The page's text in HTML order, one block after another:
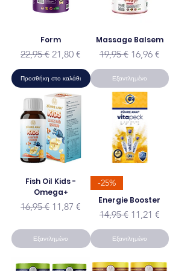
Form
Κανονική τιμή
22,95 € Τιμή Έκπτωσης
21,80 €
Προσθήκη στο καλάθι
Massage Balsem
Κανονική τιμή
19,95 € Τιμή Έκπτωσης
16,96 €
Εξαντλημένο
Fish Oil Kids -
Omega+
Κανονική τιμή
16,95 € Τιμή Έκπτωσης
11,87 €
Εξαντλημένο
-25%
Energie Booster
Κανονική τιμή
14,95 € Τιμή Έκπτωσης
11,21 €
Εξαντλημένο